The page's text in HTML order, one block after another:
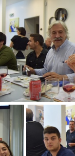
DSC
DSC